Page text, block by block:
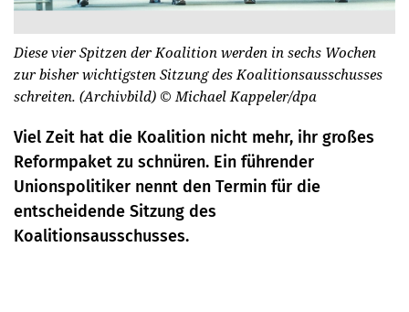
Diese vier Spitzen der Koalition werden in sechs Wochen
zur bisher wichtigsten Sitzung des Koalitionsausschusses
schreiten. (Archivbild) © Michael Kappeler/dpa
Viel Zeit hat die Koalition nicht mehr, ihr großes
Reformpaket zu schnüren. Ein führender
Unionspolitiker nennt den Termin für die
entscheidende Sitzung des
Koalitionsausschusses.